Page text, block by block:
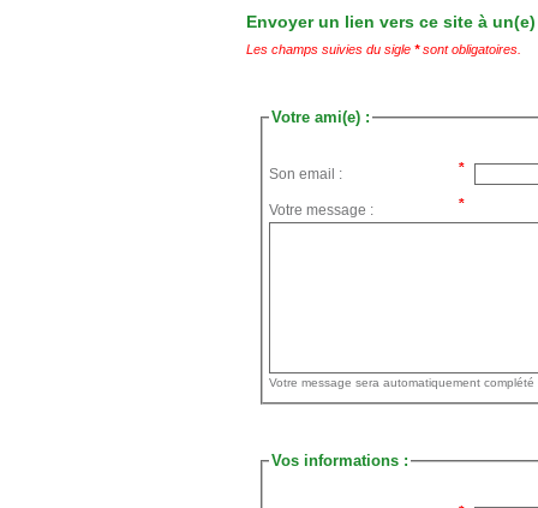
Envoyer un lien vers ce site à
Les champs suivies du sigle *sont obligatoires.
Votre ami(e) :
Son email :
Votre message :
Vos informations :